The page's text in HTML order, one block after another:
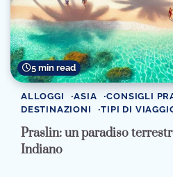
5 min read
ALLOGGI ASIA CONSIGLI
DESTINAZIONI
TIPI DI
Praslin: un paradiso
Indiano